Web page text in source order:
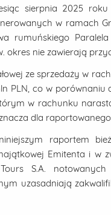
sierpnia 2025
w ramach
rumuńskiego
nie zawierają
ze sprzedaży w
PLN, co w
w rachunku
dla
raportem
Emitenta i w
S.A.
uzasadniają